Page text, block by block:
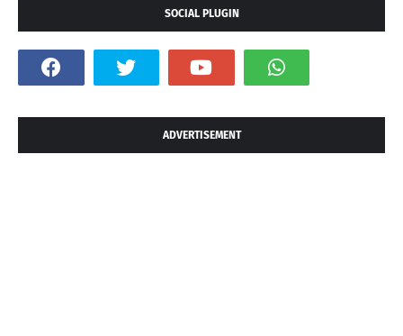
SOCIAL PLUGIN
ADVERTISEMENT